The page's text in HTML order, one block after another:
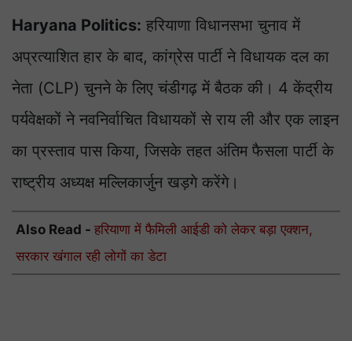
Haryana Politics: हरियाणा विधानसभा चुनाव में
अप्रत्याशित हार के बाद, कांग्रेस पार्टी ने विधायक दल का
नेता (CLP) चुनने के लिए चंडीगढ़ में बैठक की। 4 केंद्रीय
पर्यवेक्षकों ने नवनिर्वाचित विधायकों से राय ली और एक लाइन
का प्रस्ताव पास किया, जिसके तहत अंतिम फैसला पार्टी के
राष्ट्रीय अध्यक्ष मल्लिकार्जुन खड़गे करेंगे।
Also Read - हरियाणा में फैमिली आईडी को लेकर बड़ा एक्शन,
सरकार खंगाल रही लोगों का डेटा